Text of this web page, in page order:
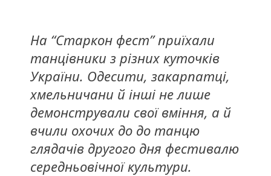
На “Старкон фест” приїхали
танцівники з різних куточків
України. Одесити, закарпатці,
хмельничани й інші не лише
демонстрували свої вміння, а й
вчили охочих до до танцю
глядачів другого дня фестивалю
середньовічної культури.